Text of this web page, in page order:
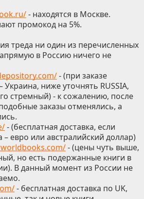
- находятся в Москве.
промокод на 5%.
треда ни один из перечисленных
в Россию ничего не
- (при заказе
Украина, ниже уточнять RUSSIA,
стремный) - к сожалению, после
заказы отменялись, а
- (бесплатная доставка, если
евро или австралийский доллар)
- (цены чуть выше,
но есть подержанные книги в
В данный момент из России не
- бесплатная доставка по UK,